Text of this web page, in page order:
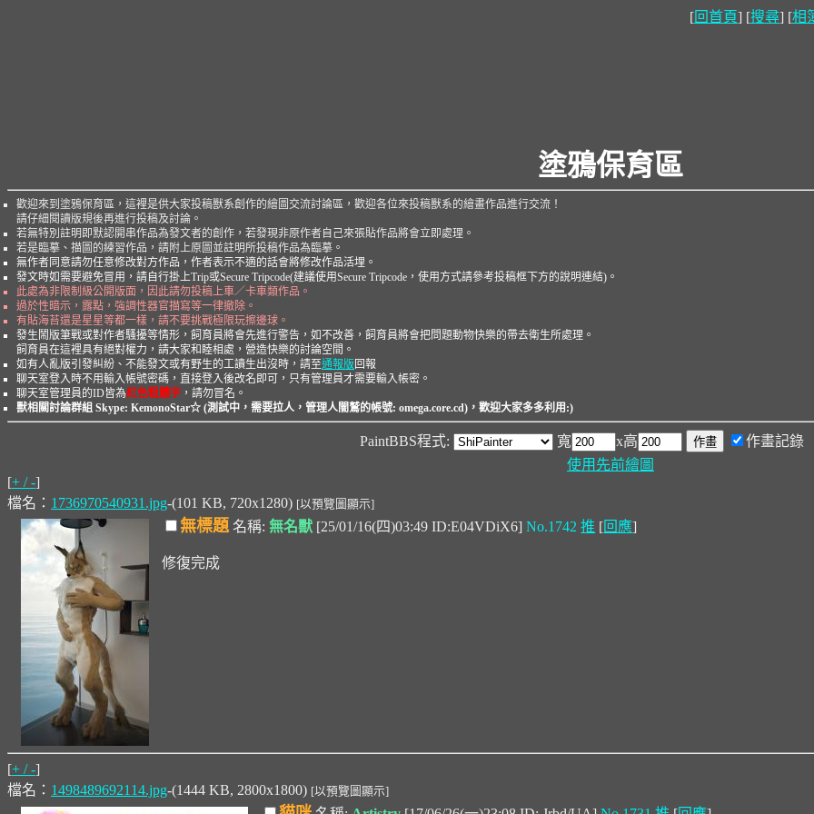
[回首頁] [搜尋] [相
塗鴉保育區
歡迎來到塗鴉保育區，這裡是供大家投稿獸系創作的繪圖交流討論區，歡迎各位來投稿獸系的繪畫作品進行交流！
請仔細閱讀版規後再進行投稿及討論。
若無特別註明即默認開串作品為發文者的創作，若發現非原作者自己來張貼作品將會立即處理。
若是臨摹、描圖的練習作品，請附上原圖並註明所投稿作品為臨摹。
無作者同意請勿任意修改對方作品，作者表示不適的話會將修改作品活埋。
發文時如需要避免冒用，請自行掛上Trip或Secure Tripcode(建議使用Secure Tripcode，使用方式請參考投稿框下方的說明連結)。
此處為非限制級公開版面，因此請勿投稿上車／卡車類作品。
過於性暗示，露點，強調性器官描寫等一律撤除。
有貼海苔還是星星等都一樣，請不要挑戰極限玩擦邊球。
發生鬧版筆戰或對作者騷擾等情形，飼育員將會先進行警告，如不改善，飼育員將會把問題動物快樂的帶去衛生所處理。
飼育員在這裡具有絕對權力，請大家和睦相處，營造快樂的討論空間。
如有人亂版引發糾紛、不能發文或有野生的工讀生出沒時，請至通報版 回報
聊天室登入時不用輸入帳號密碼，直接登入後改名即可，只有管理員才需要輸入帳密。
聊天室管理員的ID皆為紅色粗體字 ，請勿冒名。
獸相關討論群組 Skype: KemonoStar☆ (測試中，需要拉人，管理人闇鷲的帳號: omega.core.cd)，歡迎大家多多利用:)
PaintBBS程式: 寬 x高
作畫記錄
使用先前繪圖
[+ / -]
檔名： 1736970540931.jpg-(101 KB, 720x1280) [以預覽圖顯示]
無標題 名稱:無名獸 [25/01/16(四)03:49 ID:E04VDiX6]No.1742 推 [回應]
修復完成
[+ / -]
檔名： 1498489692114.jpg-(1444 KB, 2800x1800) [以預覽圖顯示]